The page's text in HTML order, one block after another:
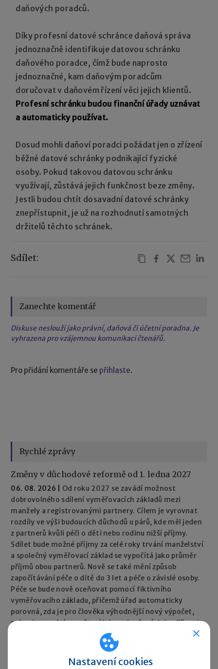
daňových poradců.
Díky profesní datové schránce daňová správa
jednoznačně identifikuje datovou schránku
daňového poradce, čímž bude naprosto
jednoznačné, kam daňovým poradcům
doručovat v daňovém řízení věci jejich klientů.
Profesní schránku budou finanční úřady uznávat
a automaticky používat.
Dosud mohli daňoví poradci požádat jen o zřízení
běžné datové schránky podnikající fyzické
osoby. Pokud takovou datovou schránku
využívají, zůstává jejich funkčnost beze změny.
Jestli budou chtít dosavadní datové schránky
znepřístupnit, je už na rozhodnutí samotných
držitelů těchto schránek.
Sdílet:
Zanechte komentář
Diskuse neslouží jako právní, daňová či účetní poradna. Je
vyhrazena pro vzájemnou komunikaci čtenářů.
Pro přidání komentáře se přihlaste.
Rychlé zprávy
Změny v důchodové reformě od 1. ledna 2027
06. 08. 2026
Od roku 2027 se zavádí možnost
dobrovolného sdílení vyměřovacích základů mezi
manžely a registrovanými partnery. Cílem je vyrovnat
rozdíly ve výši budoucích důchodů u párů, kde měl jeden
z partnerů kvůli péči o děti nebo rodinu nižší příjmy.
Sdílet bude možné příjmy za celé roky trvání manželství
a společný vyměřovací základ se vypočítá jako průměr
příjmů obou partnerů. Nově se také mění způsob
započítávání péče o dítě do 3 let a péče o závislé osoby.
Péče se bude nově oceňovat pomocí fiktivního
vyměřovacího základu, přičemž úřad automaticky
porovná, zda je pro člověka výhodnější nový výpočet,
nebo dosavadní započtení jako vyloučené doby. Cílem je,
aby péče neměla negativní dopad na výši důchodu.
Nastavení cookies